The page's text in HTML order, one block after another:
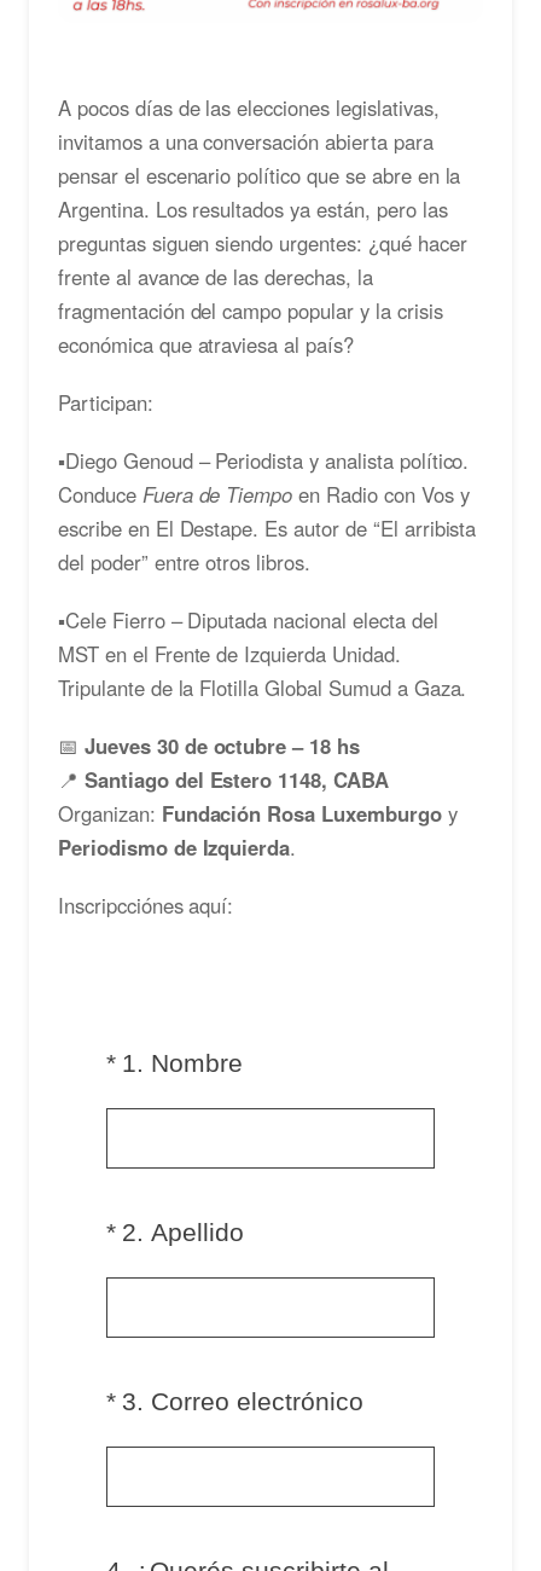
A pocos días de las elecciones legislativas,
invitamos a una conversación abierta para
pensar el escenario político que se abre en la
Argentina. Los resultados ya están, pero las
preguntas siguen siendo urgentes: ¿qué hacer
frente al avance de las derechas, la
fragmentación del campo popular y la crisis
económica que atraviesa al país?
Participan:
▪️Diego Genoud – Periodista y analista político.
Conduce Fuera de Tiempo en Radio con Vos y
escribe en El Destape. Es autor de “El arribista
del poder” entre otros libros.
▪️Cele Fierro – Diputada nacional electa del
MST en el Frente de Izquierda Unidad.
Tripulante de la Flotilla Global Sumud a Gaza.
📅 Jueves 30 de octubre – 18 hs
📍 Santiago del Estero 1148, CABA
Organizan: Fundación Rosa Luxemburgoy
Periodismo de Izquierda.
Inscripcciónes aquí: